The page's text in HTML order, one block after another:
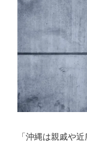
「沖縄は親戚や